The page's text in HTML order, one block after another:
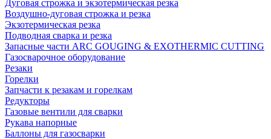
Дуговая строжка и экзотермическая резка
Воздушно-дуговая строжка и резка
Экзотермическая резка
Подводная сварка и резка
Запасные части ARC GOUGING & EXOTHERMIC CUTTING
Газосварочное оборудование
Резаки
Горелки
Запчасти к резакам и горелкам
Редукторы
Газовые вентили для сварки
Рукава напорные
Баллоны для газосварки